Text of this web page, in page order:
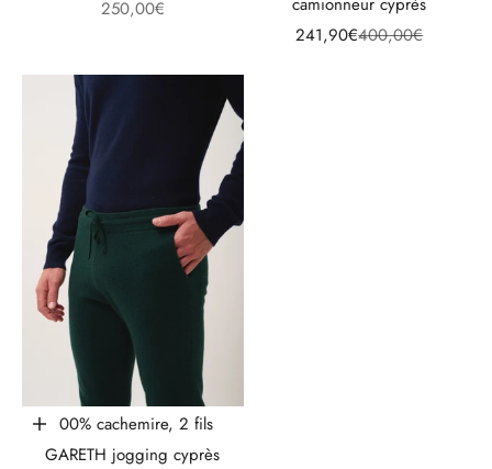
Prix de vente
250,00€
Prix de vente
241,90€Prix normal
400,00€
Choisir les options
100% cachemire, 2 fils
GARETH jogging cyprès